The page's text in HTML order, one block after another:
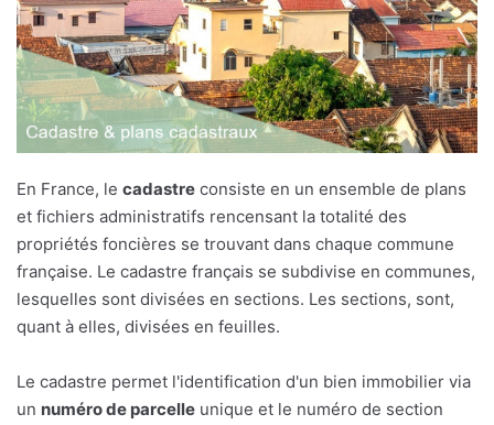
En France, le cadastre consiste en un ensemble de plans
et fichiers administratifs rencensant la totalité des
propriétés foncières se trouvant dans chaque commune
française. Le cadastre français se subdivise en communes,
lesquelles sont divisées en sections. Les sections, sont,
quant à elles, divisées en feuilles.
Le cadastre permet l'identification d'un bien immobilier via
un numéro de parcelle unique et le numéro de section